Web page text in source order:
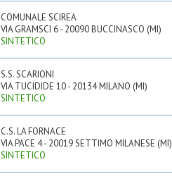
COMUNALE SCIREA
VIA GRAMSCI 6 - 20090 BUCCINASCO (MI)
SINTETICO
S.S. SCARIONI
VIA TUCIDIDE 10 - 20134 MILANO (MI)
SINTETICO
C.S. LA FORNACE
VIA PACE 4 - 20019 SETTIMO MILANESE (MI)
SINTETICO